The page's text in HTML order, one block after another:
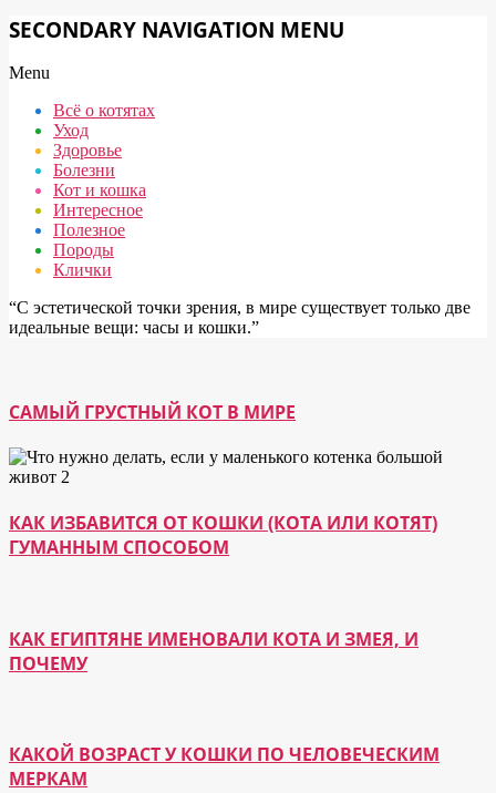
SECONDARY NAVIGATION MENU
Menu
Всё о котятах
Уход
Здоровье
Болезни
Кот и кошка
Интересное
Полезное
Породы
Клички
“С эстетической точки зрения, в мире существует только две
идеальные вещи: часы и кошки.”
САМЫЙ ГРУСТНЫЙ КОТ В МИРЕ
КАК ИЗБАВИТСЯ ОТ КОШКИ (КОТА ИЛИ КОТЯТ)
ГУМАННЫМ СПОСОБОМ
КАК ЕГИПТЯНЕ ИМЕНОВАЛИ КОТА И ЗМЕЯ, И
ПОЧЕМУ
КАКОЙ ВОЗРАСТ У КОШКИ ПО ЧЕЛОВЕЧЕСКИМ
МЕРКАМ